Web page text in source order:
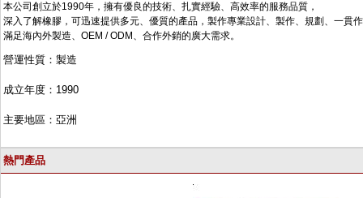
本公司創立於1990年，擁有優良的技術、扎實經驗、高效率的服務品質，
深入了解橡膠，可迅速提供多元、優質的產品，製作專業設計、製作、規劃、一貫
滿足海內外製造、 OEM /ODM 、合作外銷的廣大需求。
營運性質：製造
成立年度： 1990
主要地區：亞洲
熱門產品